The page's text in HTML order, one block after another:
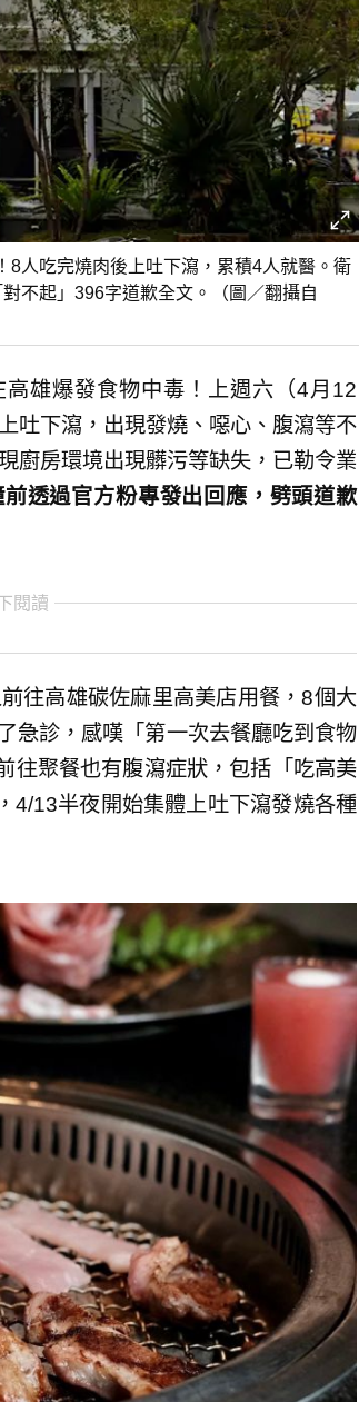
人吃完燒肉後上吐下瀉，累積4人就醫。衛
不起」396字道歉全文。（圖／翻攝自
雄爆發食物中毒！上週六（4月12
吐下瀉，出現發燒、噁心、腹瀉等不
廚房環境出現髒污等缺失，已勒令業
透過官方粉專發出回應，劈頭道歉
閱讀
往高雄碳佐麻里高美店用餐，8個大
急診，感嘆「第一次去餐廳吃到食物
往聚餐也有腹瀉症狀，包括「吃高美
4/13半夜開始集體上吐下瀉發燒各種